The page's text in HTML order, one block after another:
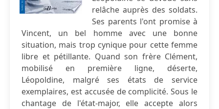
relâche auprès des soldats.
Ses parents l'ont promise à
Vincent, un bel homme avec une bonne
situation, mais trop cynique pour cette femme
libre et pétillante. Quand son frère Clément,
mobilisé en première ligne, déserte,
Léopoldine, malgré ses états de service
exemplaires, est accusée de complicité. Sous le
chantage de l'état-major, elle accepte alors